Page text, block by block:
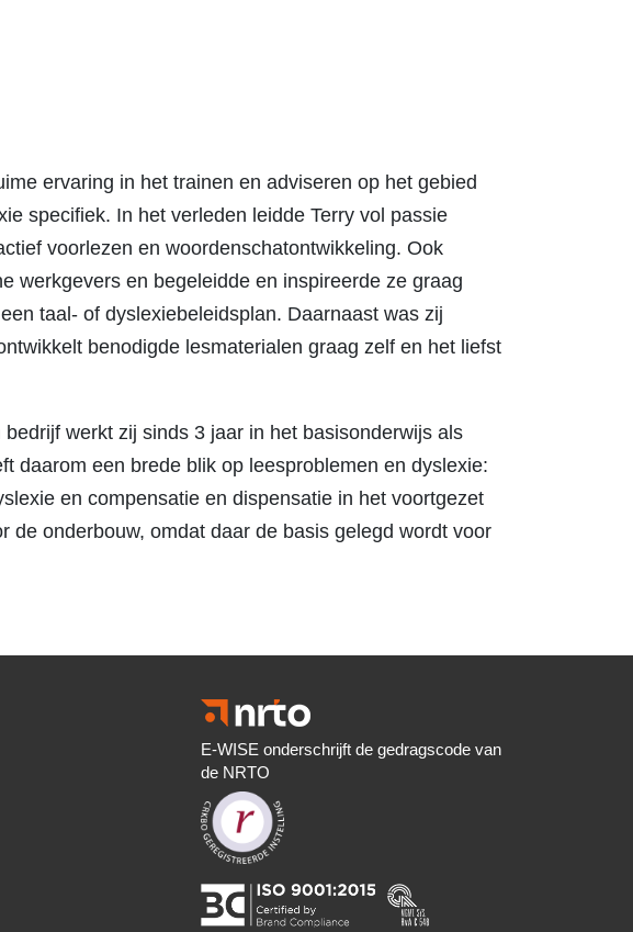
ervaring in het trainen en adviseren op het gebied
specifiek. In het verleden leidde Terry vol passie
voorlezen en woordenschatontwikkeling. Ook
werkgevers en begeleidde en inspireerde ze graag
taal- of dyslexiebeleidsplan. Daarnaast was zij
benodigde lesmaterialen graag zelf en het liefst
werkt zij sinds 3 jaar in het basisonderwijs als
daarom een brede blik op leesproblemen en dyslexie:
en compensatie en dispensatie in het voortgezet
onderbouw, omdat daar de basis gelegd wordt voor
E-WISE onderschrijft de gedragscode van
de NRTO